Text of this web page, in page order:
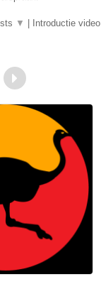
▼ Introductie video